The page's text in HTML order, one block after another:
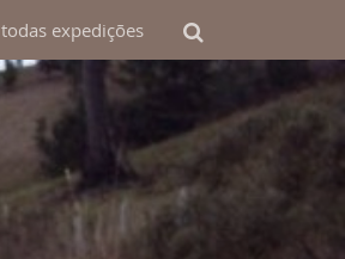
todas expedições